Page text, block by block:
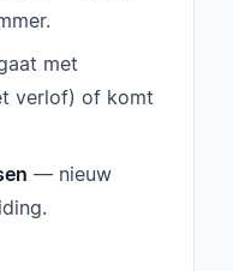
met
verlof) of komt
— nieuw